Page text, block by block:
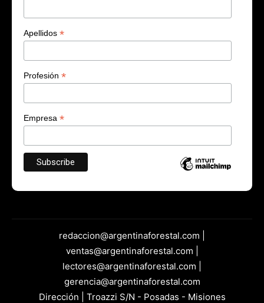
Apellidos *
Profesión *
Empresa *
redaccion@argentinaforestal.com |
ventas@argentinaforestal.com |
lectores@argentinaforestal.com |
gerencia@argentinaforestal.com
Dirección | Troazzi S/N - Posadas - Misiones